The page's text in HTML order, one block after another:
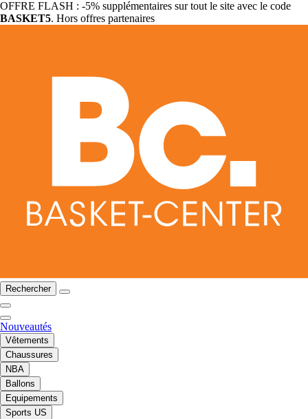
OFFRE FLASH : -5% supplémentaires sur tout le site avec le code
BASKET5. Hors offres partenaires
Rechercher
Nouveautés
Vêtements
Chaussures
NBA
Ballons
Equipements
Sports US